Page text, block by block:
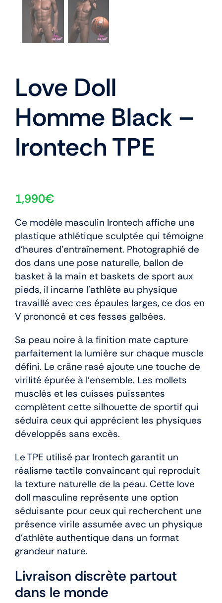
Love Doll
Homme Black –
Irontech TPE
1,990€
Ce modèle masculin Irontech affiche une
plastique athlétique sculptée qui témoigne
d’heures d’entraînement. Photographié de
dos dans une pose naturelle, ballon de
basket à la main et baskets de sport aux
pieds, il incarne l’athlète au physique
travaillé avec ces épaules larges, ce dos en
V prononcé et ces fesses galbées.
Sa peau noire à la finition mate capture
parfaitement la lumière sur chaque muscle
défini. Le crâne rasé ajoute une touche de
virilité épurée à l’ensemble. Les mollets
musclés et les cuisses puissantes
complètent cette silhouette de sportif qui
séduira ceux qui apprécient les physiques
développés sans excès.
Le TPE utilisé par Irontech garantit un
réalisme tactile convaincant qui reproduit
la texture naturelle de la peau. Cette love
doll masculine représente une option
séduisante pour ceux qui recherchent une
présence virile assumée avec un physique
d’athlète authentique dans un format
grandeur nature.
Livraison discrète partout
dans le monde